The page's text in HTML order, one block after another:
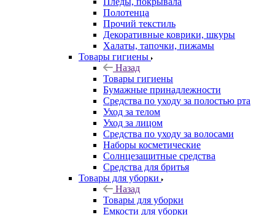
Полотенца
Прочий текстиль
Декоративные коврики, шкуры
Халаты, тапочки, пижамы
Товары гигиены
Назад
Товары гигиены
Бумажные принадлежности
Средства по уходу за полостью рта
Уход за телом
Уход за лицом
Средства по уходу за волосами
Наборы косметические
Солнцезащитные средства
Средства для бритья
Товары для уборки
Назад
Товары для уборки
Емкости для уборки